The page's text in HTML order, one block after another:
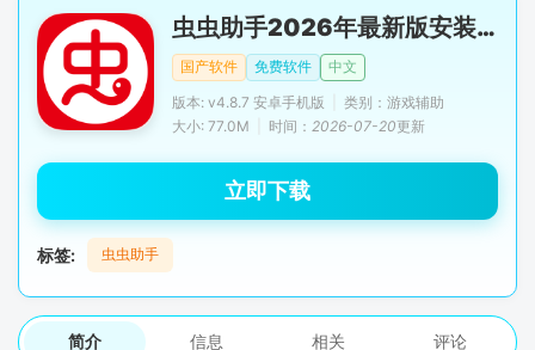
虫虫助手2026年最新版安装包
国产软件 免费软件
中文
版本: v4.8.7 安卓手机版
类别：游戏辅助
大小: 77.0M
时间： 2026-07-20更新
立即下载
标签: 虫虫助手
简介 信息 相关 评论